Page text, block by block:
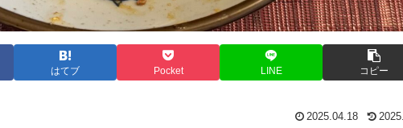
はてブ Pocket LINE コピー
2025.04.18